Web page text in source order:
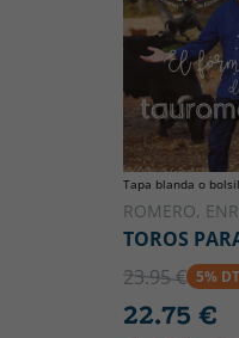
Tapa blanda o
ROMERO,
TOROS
23.95 € 5%
22.75 €